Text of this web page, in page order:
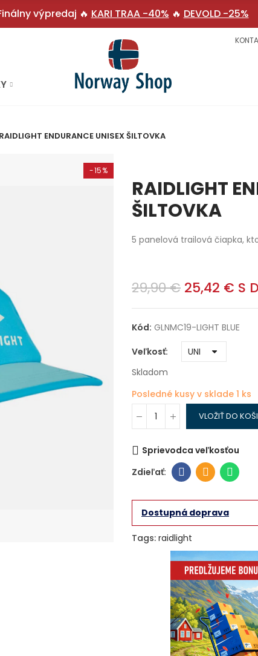
výpredaj 🔥 KARI TRAA -40% 🔥 DEVOLD -25%
RAIDLIGHT ENDURANCE UNISEX ŠILTOVKA
-15%
RAIDLIGHT
ŠILTOVKA
5 panelová trailová čiapka,
29,90 € 25,42 € S
Kód: GLNMC19-LIGHT BLUE
Veľkosť
Skladom
Posledné kusy v sklade 1 ks
VLOŽIŤ DO
Sprievodca veľkosťou
Dostupná doprava
Tags: raidlight